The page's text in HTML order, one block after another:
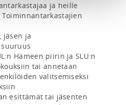
ja heille
jäsen ja
Hämeen piirin ja SLU:n
tai annetaan
valitsemiseksi
esittämät tai jäsenten